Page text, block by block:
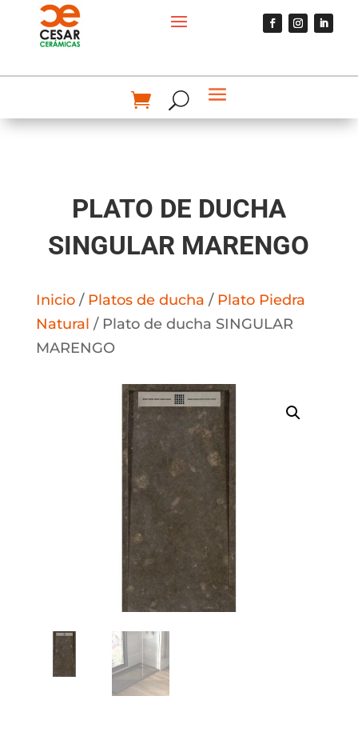
PLATO DE DUCHA
SINGULAR MARENGO
Inicio/ Platos de ducha / Plato Piedra
Natural / Plato de ducha SINGULAR
MARENGO